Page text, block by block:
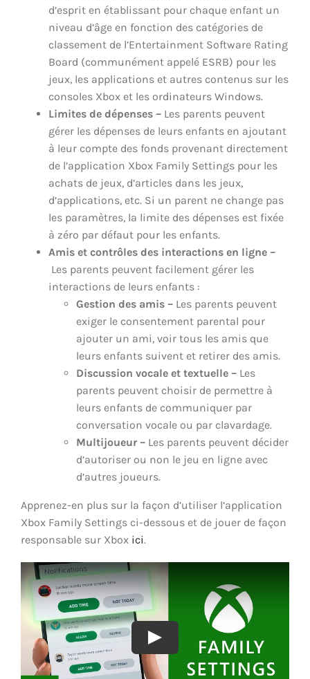
d’esprit en établissant pour chaque enfant un
niveau d’âge en fonction des catégories de
classement de l’Entertainment Software Rating
Board (communément appelé ESRB) pour les
jeux, les applications et autres contenus sur les
consoles Xbox et les ordinateurs Windows.
Limites de dépenses – Les parents peuvent
gérer les dépenses de leurs enfants en ajoutant
à leur compte des fonds provenant directement
de l’application Xbox Family Settings pour les
achats de jeux, d’articles dans les jeux,
d’applications, etc. Si un parent ne change pas
les paramètres, la limite des dépenses est fixée
à zéro par défaut pour les enfants.
Amis et contrôles des interactions en ligne –
Les parents peuvent facilement gérer les
interactions de leurs enfants :
Gestion des amis – Les parents peuvent
exiger le consentement parental pour
ajouter un ami, voir tous les amis que
leurs enfants suivent et retirer des amis.
Discussion vocale et textuelle – Les
parents peuvent choisir de permettre à
leurs enfants de communiquer par
conversation vocale ou par clavardage.
Multijoueur – Les parents peuvent décider
d’autoriser ou non le jeu en ligne avec
d’autres joueurs.
Apprenez-en plus sur la façon d’utiliser l’application
Xbox Family Settings ci-dessous et de jouer de façon
responsable sur Xbox ici.